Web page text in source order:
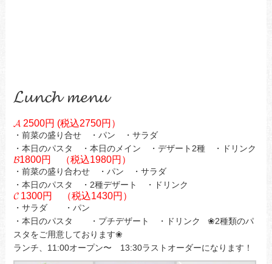
𝓛𝓾𝓷𝓬𝓱 𝓶𝓮𝓷𝓾
𝓐 2500円 (税込2750円）
・前菜の盛り合せ ・パン ・サラダ
・本日のパスタ ・本日のメイン ・デザート2種 ・ドリンク
𝓑1800円 （税込1980円）
・前菜の盛り合わせ ・パン ・サラダ
・本日のパスタ ・2種デザート ・ドリンク
𝓒 1300円 （税込1430円）
・サラダ ・パン
・本日のパスタ ・プチデザート ・ドリンク ❀2種類のパ
スタをご用意しております❀
ランチ、11:00オープン〜 13:30ラストオーダーになります！